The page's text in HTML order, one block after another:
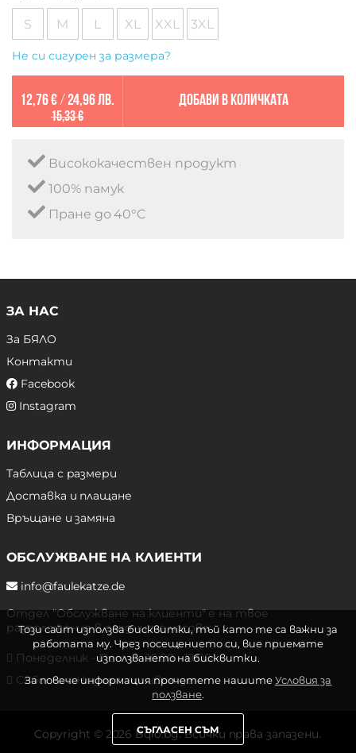
S M L XL XXL 3XL
Не си сигурен за размера?
12,76 €/ 24,96 лв.
15,33 €
Добави в количката
Висококачествен продукт
100% памук
Пране до 40°C
ЗА НАС
За БЯЛО
Контакти
Facebook
Instagram
ИНФОРМАЦИЯ
Таблица с размери
Доставка и плащане
Връщане и замяна
ОБСЛУЖВАНЕ НА КЛИЕНТИ
info@faulekatze.de
Отдел "Обслужване на клиенти" е на твое
разположение в следните часове:
Понеделник - Петък: 10:00 - 19:00 ч.
Събота и Неделя: почивен ден
Copyright © 2026 Bqlo.bg. Всички права запазени.
Този сайт използва бисквитки, тъй като те са важни за
работата му. Чрез посещението си, вие приемате
използването на бисквитки.
За повече информация прочетете нашитеУсловия за
ползване.
СЪГЛАСЕН СЪМ